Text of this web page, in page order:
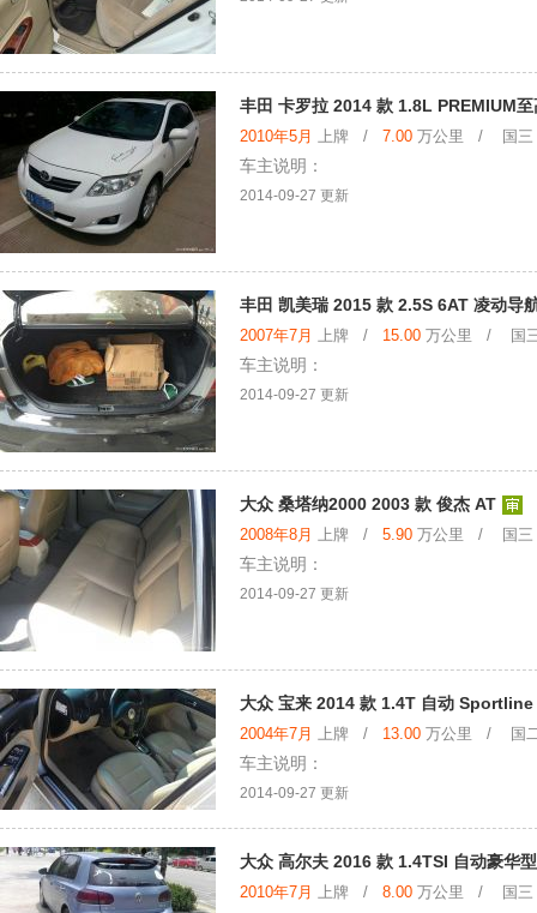
丰田 卡罗拉 2014 款 1.8L PREMIUM
2010年5月 上牌 / 7.00 万公里 / 国三
车主说明：
2014-09-27 更新
丰田 凯美瑞 2015 款 2.5S 6AT 凌动导
2007年7月 上牌 / 15.00 万公里 / 国
车主说明：
2014-09-27 更新
大众 桑塔纳2000 2003 款 俊杰 AT
2008年8月 上牌 / 5.90 万公里 / 国三
车主说明：
2014-09-27 更新
大众 宝来 2014 款 1.4T 自动 Sportline
2004年7月 上牌 / 13.00 万公里 / 国
车主说明：
2014-09-27 更新
大众 高尔夫 2016 款 1.4TSI 自动豪华型
2010年7月 上牌 / 8.00 万公里 / 国三